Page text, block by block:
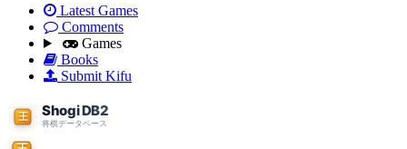
Latest Games
Comments
Games
Books
Submit Kifu